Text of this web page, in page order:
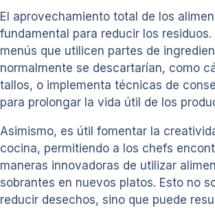
El aprovechamiento total de los
fundamental para reducir los residuos.
menús que utilicen partes de
normalmente se descartarían, como
tallos, o implementa técnicas de
para prolongar la vida útil de los
Asimismo, es útil fomentar la
cocina, permitiendo a los chefs
maneras innovadoras de utilizar
sobrantes en nuevos platos. Esto no
reducir desechos, sino que puede